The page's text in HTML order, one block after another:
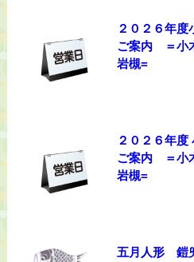
２０２６年
ご案内 ＝小
岩槻=
２０２６年
ご案内 ＝小
岩槻=
五月人形 鎧